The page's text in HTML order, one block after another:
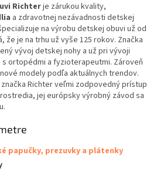
Richterje zárukou kvality,
a zdravotnej nezávadnosti detskej
na výrobu detskej obuvi už od
že je na trhu už vyše 125 rokov. Značka
vývoj detskej nohy a už pri vývoji
ortopédmi a fyzioterapeutmi. Zároveň
modely podľa aktuálnych trendov.
Richter veľmi zodpovedný prístup
jej európsky výrobný závod sa
papučky, prezuvky a plátenky